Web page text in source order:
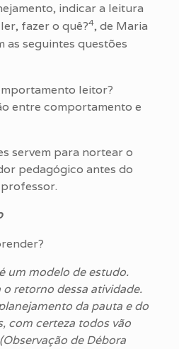
indicar a leitura
fazer o quê?4, de Maria
as seguintes questões
leitor?
entre comportamento e
servem para nortear o
pedagógico antes do
um modelo de estudo.
retorno dessa atividade.
da pauta e do
com certeza todos vão
de Débora